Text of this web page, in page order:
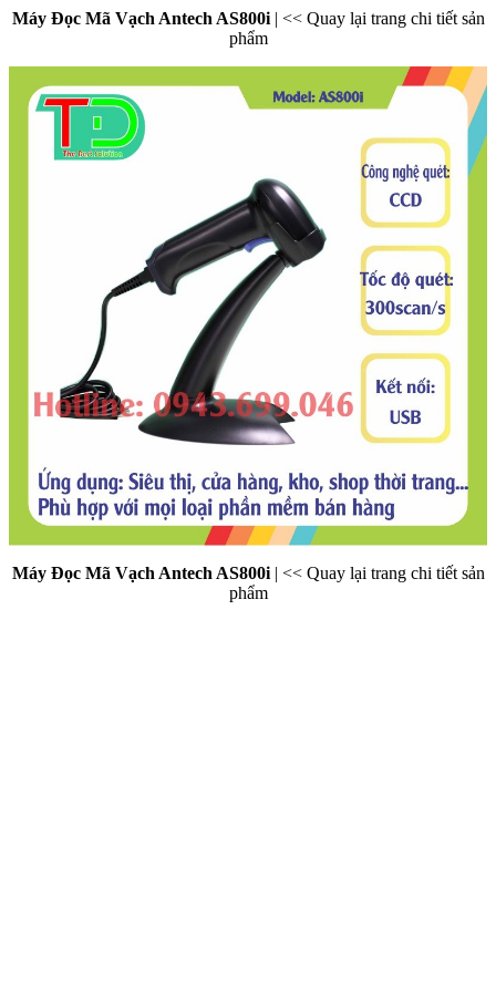
Máy Đọc Mã Vạch Antech AS800i | << Quay lại trang chi tiết sản
phẩm
Máy Đọc Mã Vạch Antech AS800i| << Quay lại trang chi tiết sản
phẩm